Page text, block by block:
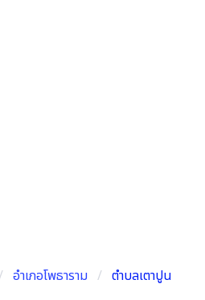
อำเภอโพธาราม ตำบลเตาปูน